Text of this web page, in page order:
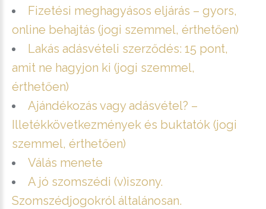
Fizetési meghagyásos eljárás – gyors,
online behajtás (jogi szemmel, érthetően)
Lakás adásvételi szerződés: 15 pont,
amit ne hagyjon ki (jogi szemmel,
érthetően)
Ajándékozás vagy adásvétel? –
Illetékkövetkezmények és buktatók (jogi
szemmel, érthetően)
Válás menete
A jó szomszédi (v)iszony.
Szomszédjogokról általánosan.